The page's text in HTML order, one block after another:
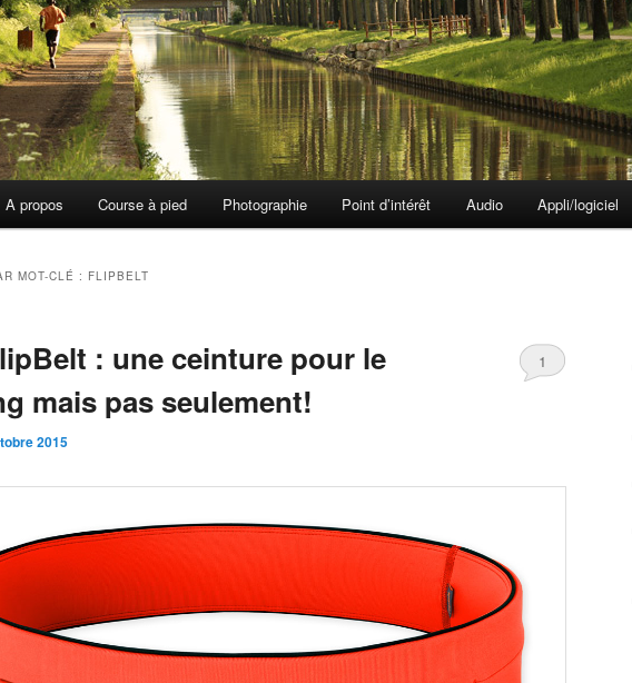
A propos Course à pied Photographie Point d’intérêt Audio Appli/logiciel
MOT-CLÉ : FLIPBELT
: une ceinture pour le
mais pas seulement!
2015
1